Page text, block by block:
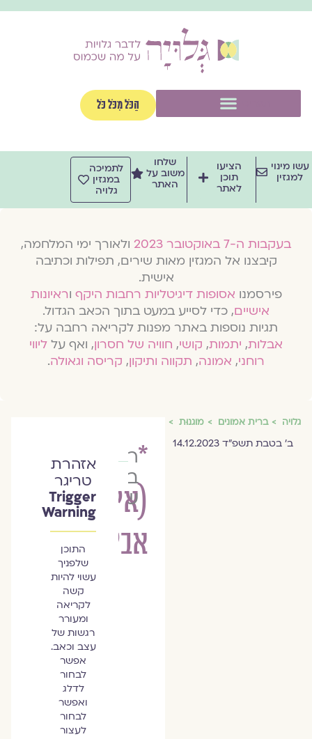
הַכֹּל מִכֹּל כֹּל
מינוי
למגזין
הציעו
תוכן
לאתר
שלחו
משוב על
האתר
לתמיכה
במגזין
גלויה
בעקבות ה-7 באוקטובר 2023
ולאורך ימי המלחמה,
קיבצנו אל המגזין מאות שירים, תפילות וכתיבה
אישית.
פירסמנואסופות דיגיטליות רחבות היקףוראיונות
אישיים, כדי לסייע במעט בתוך הכאב הגדול.
תגיות נוספות באתר מפנות לקריאה רחבה על:
אבלות,יתמות,קושי,חוויה של חסרון, ואף עלליווי
רוחני,אמונה,תקווה ותיקון,קריסה וגאולה.
גלויה ברית אמונים מוגנוּת
ב׳ בטבת תשפ״ד 14.12.2023
*
(איפה
אביגיל)
רונית
בכר
שחר
אזהרת
טריגר
Trigger
Warning
התוכן
שלפניך
עשוי להיות
קשה
לקריאה
ומעורר
רגשות של
עצב וכאב.
אפשר
לבחור
לדלג
ואפשר
לבחור
לעצור